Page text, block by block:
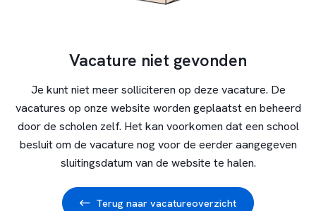
Vacature niet gevonden
Je kunt niet meer solliciteren op deze vacature. De
vacatures op onze website worden geplaatst en beheerd
door de scholen zelf. Het kan voorkomen dat een school
besluit om de vacature nog voor de eerder aangegeven
sluitingsdatum van de website te halen.
Terug naar vacatureoverzicht